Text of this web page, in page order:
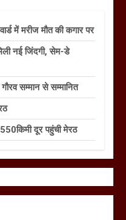
में मरीज मौत की कगार पर
नई जिंदगी, सेम-डे
सम्मान से सम्मानित
550किमी दूर पहुंची मेरठ